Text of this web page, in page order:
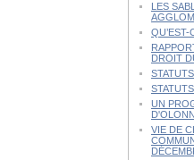
LES
DROIT
UN
VIE DE